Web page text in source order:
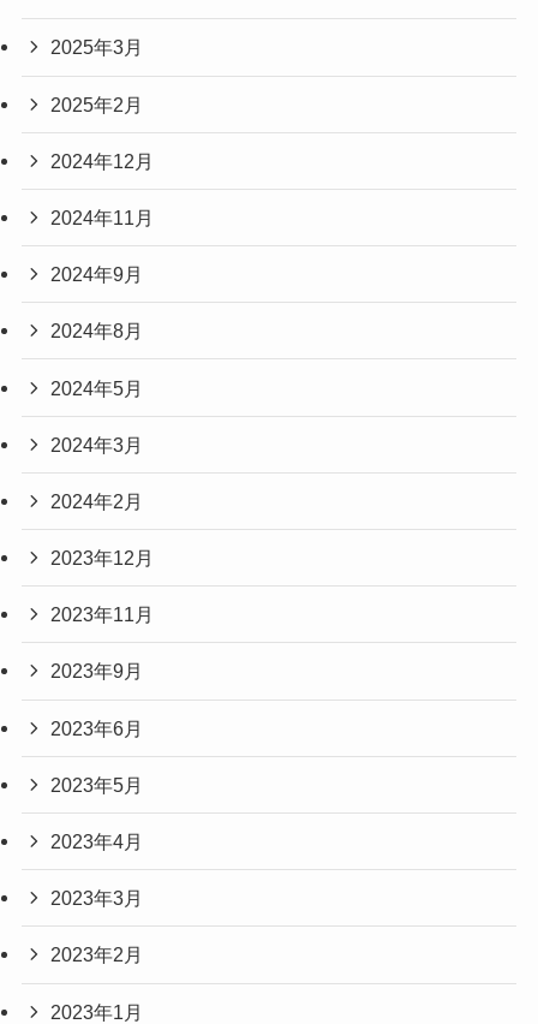
2025年3月
2025年2月
2024年12月
2024年11月
2024年9月
2024年8月
2024年5月
2024年3月
2024年2月
2023年12月
2023年11月
2023年9月
2023年6月
2023年5月
2023年4月
2023年3月
2023年2月
2023年1月